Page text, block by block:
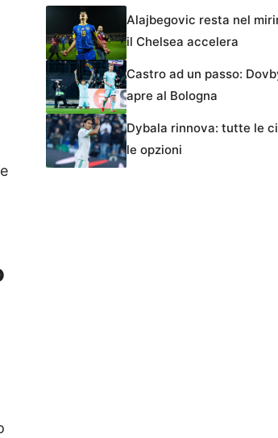
Alajbegovic resta nel
il Chelsea accelera
Castro ad un passo:
apre al Bologna
Dybala rinnova: tutte le
le opzioni